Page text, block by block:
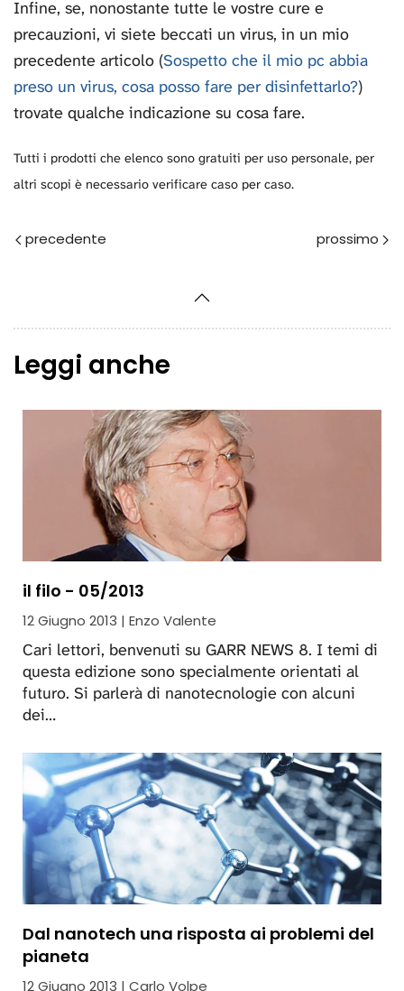
Infine, se, nonostante tutte le vostre cure e
precauzioni, vi siete beccati un virus, in un mio
precedente articolo (Sospetto che il mio pc abbia
preso un virus, cosa posso fare per disinfettarlo?)
trovate qualche indicazione su cosa fare.
Tutti i prodotti che elenco sono gratuiti per uso personale, per
altri scopi è necessario verificare caso per caso.
Leggi anche
il filo - 05/2013
12 Giugno 2013 | Enzo Valente
Cari lettori, benvenuti su GARR NEWS 8. I temi di
questa edizione sono specialmente orientati al
futuro. Si parlerà di nanotecnologie con alcuni
dei…
Dal nanotech una risposta ai problemi del
pianeta
12 Giugno 2013 | Carlo Volpe